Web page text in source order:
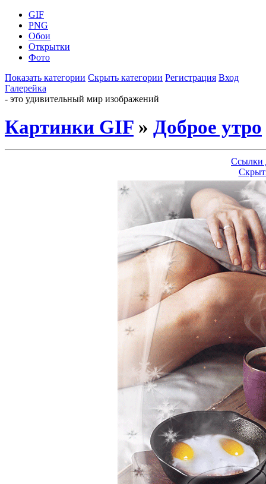
GIF
PNG
Обои
Открытки
Фото
Показать категории Скрыть категории Регистрация Вход
Галерейка
- это удивительный мир изображений
Картинки GIF » Доброе утро
Ссылки